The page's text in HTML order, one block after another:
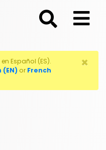
Español (ES).
(EN) or French
×